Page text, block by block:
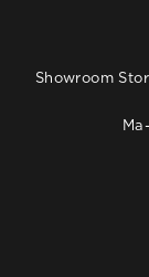
Showroom